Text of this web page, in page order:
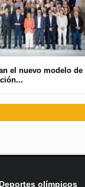
el nuevo modelo de
Deportes olímpicos